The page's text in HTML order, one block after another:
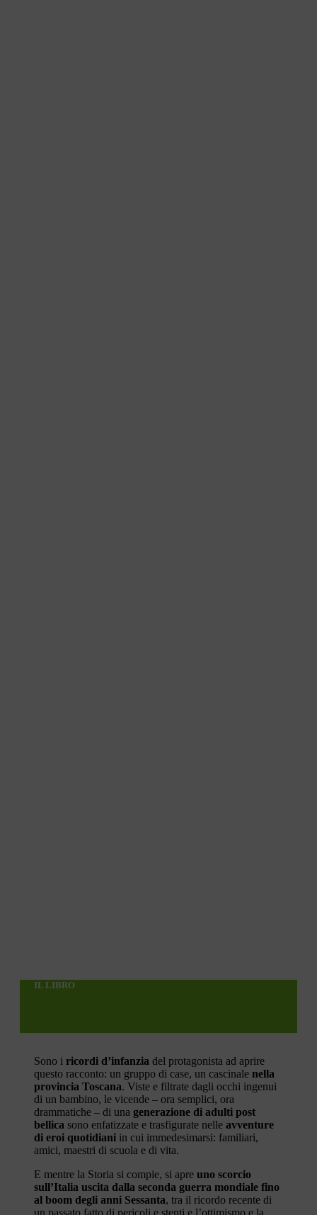
IL LIBRO
Sono i ricordi d’infanzia del protagonista ad aprire
questo racconto: un gruppo di case, un cascinale nella
provincia Toscana. Viste e filtrate dagli occhi ingenui
di un bambino, le vicende – ora semplici, ora
drammatiche – di una generazione di adulti post
bellica sono enfatizzate e trasfigurate nelle avventure
di eroi quotidiani in cui immedesimarsi: familiari,
amici, maestri di scuola e di vita.
E mentre la Storia si compie, si apre uno scorcio
sull’Italia uscita dalla seconda guerra mondiale fino
al boom degli anni Sessanta, tra il ricordo recente di
un passato fatto di pericoli e stenti e l’ottimismo e la